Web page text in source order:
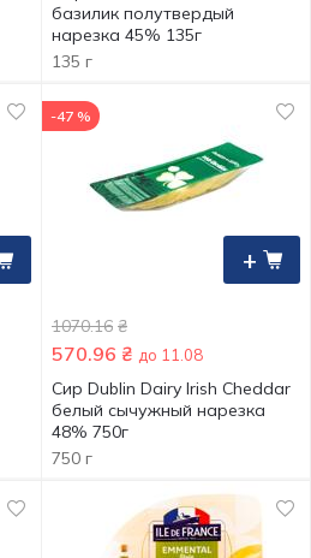
базилик полутвердый
нарезка 45% 135г
135 г
+
-47 %
1070.16 ₴
570.96 ₴ до 11.08
Cир Dublin Dairy Irish Cheddar
белый сычужный нарезка
48% 750г
750 г